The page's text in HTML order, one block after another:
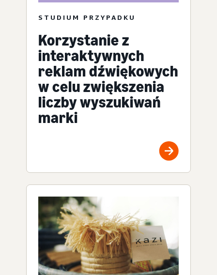
STUDIUM PRZYPADKU
Korzystanie z
interaktywnych
reklam dźwiękowych
w celu zwiększenia
liczby wyszukiwań
marki